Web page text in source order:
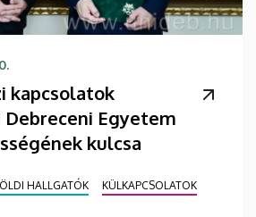
kapcsolatok
Egyetem
kulcsa
HALLGATÓK KÜLKAPCSOLATOK